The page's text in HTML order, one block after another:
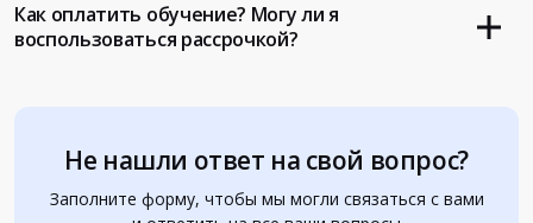
Не нашли ответ на свой вопрос?
Заполните форму, чтобы мы могли связаться с вами
Как оплатить обучение? Могу ли я
воспользоваться рассрочкой?